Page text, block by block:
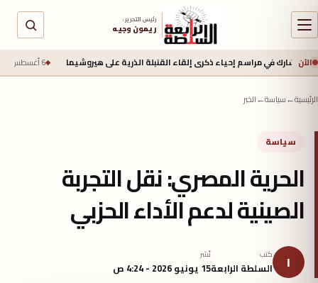
رئيس التحرير :
ريمون وجيه
الآن
في مراسم إحياء ذكرى إلقاء القنبلة الذرية على هيروشيما 6 أغسطس 2026 - 6:50 ص
الرئيسية←سياسة←الخبر
سياسة
الحرية المصري: نقل التجربة
الصينية لدعم الأداء الحزبي
ا كتب
السلطة الرابعة
نُشر
15 يونيو 2026 - 4:24 ص